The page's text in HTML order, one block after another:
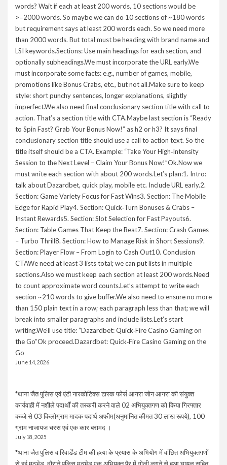
words? Wait if each at least 200 words, 10 sections would be
>=2000 words. So maybe we can do 10 sections of ~180 words
but requirement says at least 200 words each. So we need more
than 2000 words. But total must be heading with brand name and
LSI keywords.Sections: Use main headings for each section, and
optionally subheadings.We must incorporate the URL early.We
must incorporate some facts: e.g., number of games, mobile,
promotions like Bonus Crabs, etc., but not all.Make sure to keep
style: short punchy sentences, longer explanations, slightly
imperfect.We also need final conclusionary section title with call to
action. That’s a section title with CTA.Maybe last section is “Ready
to Spin Fast? Grab Your Bonus Now!” as h2 or h3? It says final
conclusionary section title should use a call to action text. So the
title itself should be a CTA. Example: “Take Your High‑Intensity
Session to the Next Level – Claim Your Bonus Now!”Ok.Now we
must write each section with about 200 words.Let’s plan:1. Intro:
talk about Dazardbet, quick play, mobile etc. Include URL early.2.
Section: Game Variety Focus for Fast Wins3. Section: The Mobile
Edge for Rapid Play4. Section: Quick‑Turn Bonuses & Crabs –
Instant Rewards5. Section: Slot Selection for Fast Payouts6.
Section: Table Games That Keep the Beat7. Section: Crash Games
– Turbo Thrill8. Section: How to Manage Risk in Short Sessions9.
Section: Player Flow – From Login to Cash Out10. Conclusion
CTAWe need at least 3 lists total; we can put lists in multiple
sections.Also we must keep each section at least 200 words.Need
to count approximate word counts.Let’s attempt to write each
section ~210 words to give buffer.We also need to ensure no more
than 150 plain text in a row; each paragraph less than that; we will
break into smaller paragraphs and include lists.Let’s start
writing.We’ll use title: “Dazardbet: Quick‑Fire Casino Gaming on
the Go”Ok proceed.Dazardbet: Quick‑Fire Casino Gaming on the
Go
June 14, 2026
*थाना जैत पुलिस एवं एंटी नारकोटिक्स टास्क फोर्स आगरा जोन आगरा की संयुक्त
कार्यवाही में नशीले पदार्थों की तस्करी करने वाले 02 अभियुक्तगण को किया गिरफ्तार
कब्जे से 03 किलोग्राम मादक पदार्थ अफीम(अनुमानित कीमत 30 लाख रूपये), 100
ग्राम नाजायज चरस एवं एक कार बरामद ।
July 18, 2025
*थाना जैत पुलिस व रिवार्डेड टीम की हत्या के प्रयास के अभियोग में वांछित अभियुक्तगणों